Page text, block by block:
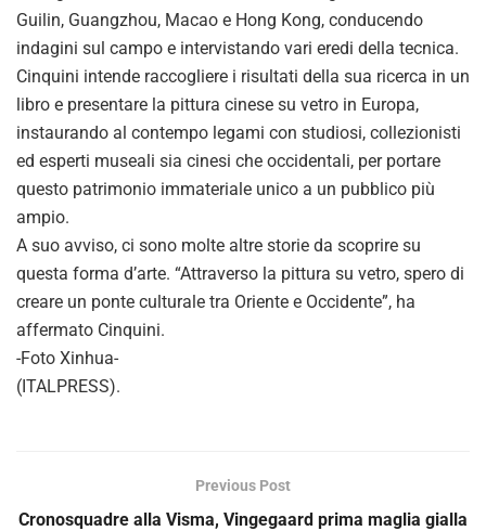
Guilin, Guangzhou, Macao e Hong Kong, conducendo
indagini sul campo e intervistando vari eredi della tecnica.
Cinquini intende raccogliere i risultati della sua ricerca in un
libro e presentare la pittura cinese su vetro in Europa,
instaurando al contempo legami con studiosi, collezionisti
ed esperti museali sia cinesi che occidentali, per portare
questo patrimonio immateriale unico a un pubblico più
ampio.
A suo avviso, ci sono molte altre storie da scoprire su
questa forma d’arte. “Attraverso la pittura su vetro, spero di
creare un ponte culturale tra Oriente e Occidente”, ha
affermato Cinquini.
-Foto Xinhua-
(ITALPRESS).
Previous Post
Cronosquadre alla Visma, Vingegaard prima maglia gialla